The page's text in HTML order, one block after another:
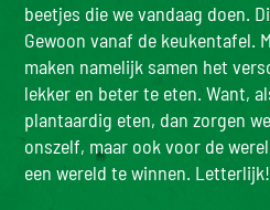
beetjes die we vandaag doen.
Gewoon vanaf de keukentafel.
maken namelijk samen het
lekker en beter te eten. Want,
plantaardig eten, dan zorgen
onszelf, maar ook voor de
een wereld te winnen. Letterlijk!